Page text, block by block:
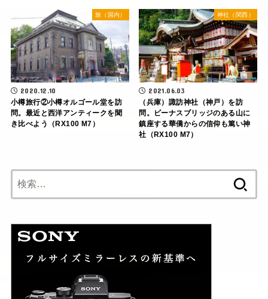
旅（国内）
2020.12.10
小樽旅行②小樽オルゴール堂を訪
問。最近と西洋アンティークを聞
き比べよう（RX100 M7）
神社（関西）
2021.06.03
（兵庫）諏訪神社（神戸）を訪
問。ビーナスブリッジのある山に
鎮座する華僑からの信仰も篤い神
社（RX100 M7）
索: